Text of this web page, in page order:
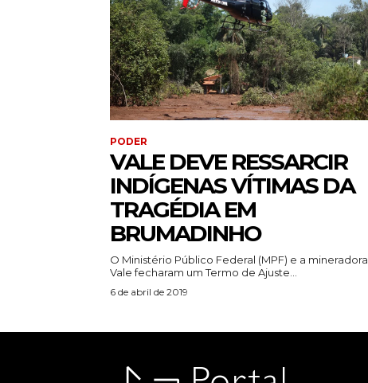
PODER
VALE DEVE RESSARCIR
INDÍGENAS VÍTIMAS DA
TRAGÉDIA EM
BRUMADINHO
O Ministério Público Federal (MPF) e a mineradora
Vale fecharam um Termo de Ajuste...
6 de abril de 2019